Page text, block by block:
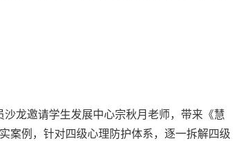
龙邀请学生发展中心宗秋月老师，带来《慧
案例，针对四级心理防护体系，逐一拆解四级